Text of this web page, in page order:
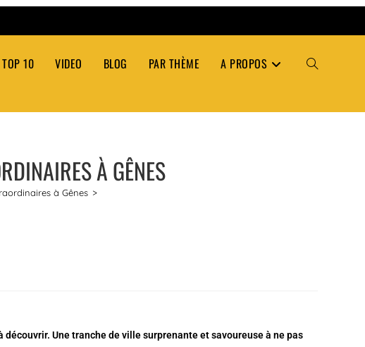
TOP 10 VIDEO BLOG PAR THÈME A PROPOS TOGGLE
À GÊNES
à Gênes >
Une tranche de ville surprenante et savoureuse à ne pas